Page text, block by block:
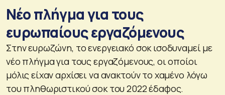
Νέο πλήγμα για τους
ευρωπαίους εργαζόμενους
Στην ευρωζώνη, το ενεργειακό σοκ ισοδυναμεί με
νέο πλήγμα για τους εργαζόμενους, οι οποίοι
μόλις είχαν αρχίσει να ανακτούν το χαμένο λόγω
του πληθωριστικού σοκ του 2022 έδαφος.